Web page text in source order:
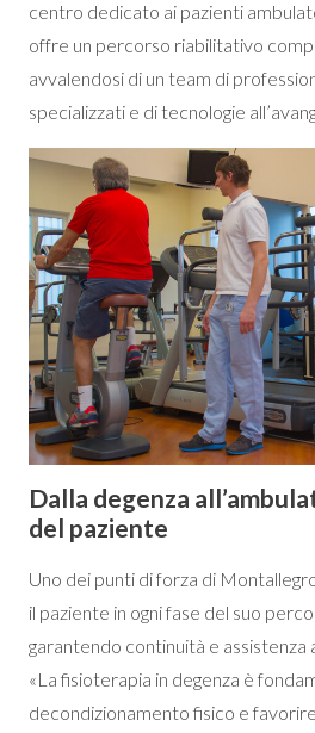
centro dedicato ai pazienti
offre un percorso riabilitativo
avvalendosi di un team di
specializzati e di tecnologie
Dalla degenza
del paziente
Uno dei punti di forza di
il paziente in ogni fase del suo
garantendo continuità e assistenza
«La fisioterapia in degenza è
decondizionamento fisico e